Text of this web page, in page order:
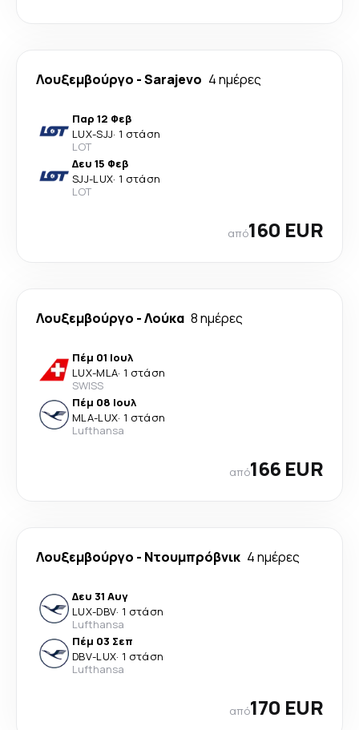
Λουξεμβούργο -Sarajevo 4 ημέρες
Παρ 12 Φεβ
LUX-SJJ· 1 στάση
LOT
Δευ 15 Φεβ
SJJ-LUX· 1 στάση
LOT
από160 EUR
Λουξεμβούργο -Λούκα 8 ημέρες
Πέμ 01 Ιουλ
LUX-MLA· 1 στάση
SWISS
Πέμ 08 Ιουλ
MLA-LUX· 1 στάση
Lufthansa
από166 EUR
Λουξεμβούργο - Ντουμπρόβνικ 4 ημέρες
Δευ 31 Αυγ
LUX-DBV· 1 στάση
Lufthansa
Πέμ 03 Σεπ
DBV-LUX· 1 στάση
Lufthansa
από170 EUR